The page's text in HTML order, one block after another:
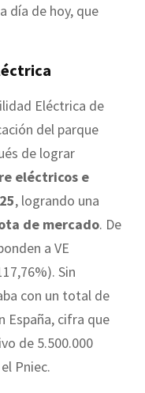
día de hoy, que
Eléctrica de
del parque
de lograr
eléctricos e
, logrando una
de mercado. De
a VE
Sin
con un total de
España, cifra que
de 5.500.000
Pniec.